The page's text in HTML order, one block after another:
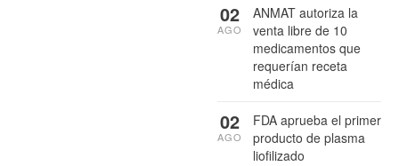
ANMAT autoriza la
venta libre de 10
medicamentos que
requerían receta
médica
02
AGO
FDA aprueba el primer
producto de plasma
liofilizado
02
AGO